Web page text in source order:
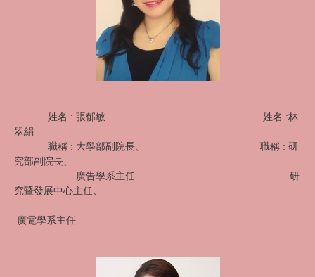
姓名 : 張郁敏 姓名 :林
翠絹
職稱 : 大學部副院長、 職稱 : 研
究部副院長、
廣告學系主任
研
究暨發展中心主任、
廣電學系主任